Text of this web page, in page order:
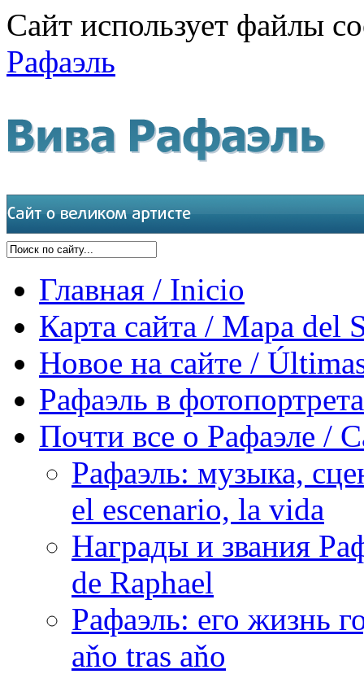
Сайт использует файлы
Рафаэль
Главная / Inicio
Карта сайта / Mapa del
Новое на сайте /
Рафаэль в
Почти все о Рафаэле /
Рафаэль: музыка,
el escenario, la vida
Награды и звания
de Raphael
Рафаэль: его жизнь
aňo tras aňo